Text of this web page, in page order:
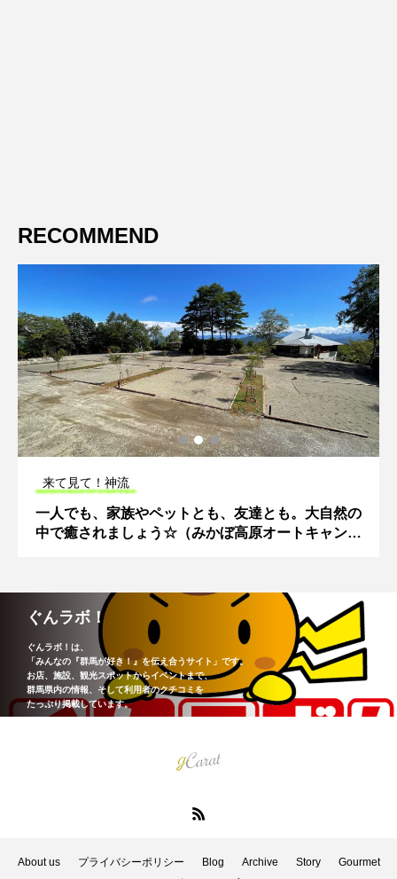
RECOMMEND
来て見て！神流
一人でも、家族やペットとも、友達とも。大自然の
中で癒されましょう☆（みかぼ高原オートキャンプ
ぐんラボ！
ぐんラボ！は、
「みんなの『群馬が好き！』を伝え合うサイト」です。
お店、施設、観光スポットからイベントまで、
群馬県内の情報、そして利用者のクチコミを
たっぷり掲載しています。
About us プライバシーポリシー Blog Archive Story
Gourmet